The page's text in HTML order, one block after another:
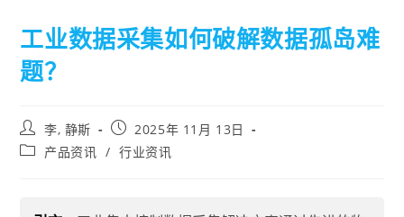
工业数据采集如何破解数据孤岛难
题？
李, 静斯
2025年 11月 13日
产品资讯 / 行业资讯